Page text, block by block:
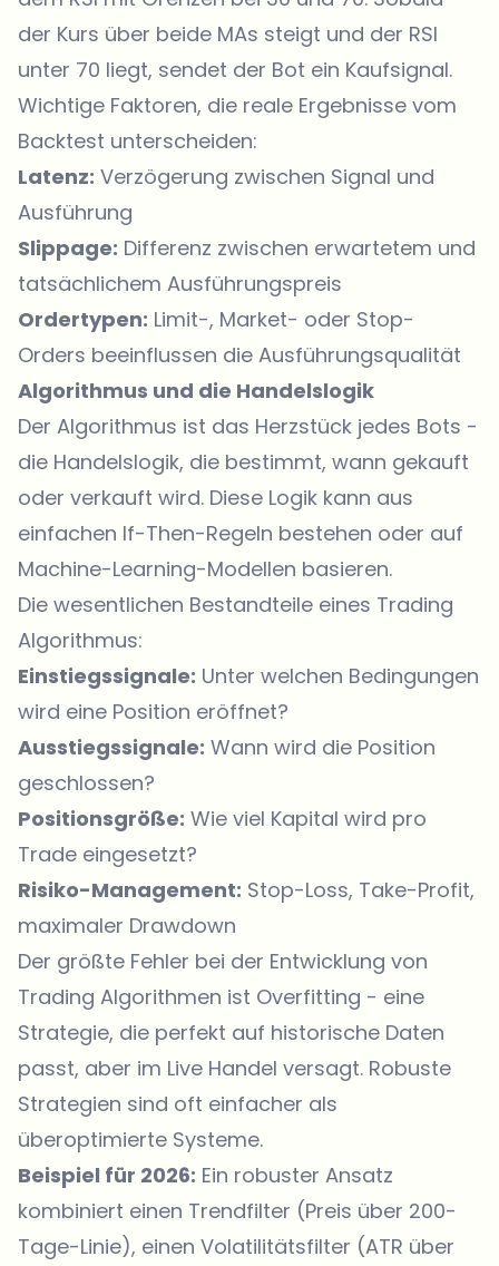
der Kurs über beide MAs steigt und der RSI
unter 70 liegt, sendet der Bot ein Kaufsignal.
Wichtige Faktoren, die reale Ergebnisse vom
Backtest unterscheiden:
Latenz: Verzögerung zwischen Signal und
Ausführung
Slippage: Differenz zwischen erwartetem und
tatsächlichem Ausführungspreis
Ordertypen: Limit-, Market- oder Stop-
Orders beeinflussen die Ausführungsqualität
Algorithmus und die Handelslogik
Der Algorithmus ist das Herzstück jedes Bots -
die Handelslogik, die bestimmt, wann gekauft
oder verkauft wird. Diese Logik kann aus
einfachen If-Then-Regeln bestehen oder auf
Machine-Learning-Modellen basieren.
Die wesentlichen Bestandteile eines Trading
Algorithmus:
Einstiegssignale: Unter welchen Bedingungen
wird eine Position eröffnet?
Ausstiegssignale: Wann wird die Position
geschlossen?
Positionsgröße: Wie viel Kapital wird pro
Trade eingesetzt?
Risiko-Management: Stop-Loss, Take-Profit,
maximaler Drawdown
Der größte Fehler bei der Entwicklung von
Trading Algorithmen ist Overfitting - eine
Strategie, die perfekt auf historische Daten
passt, aber im Live Handel versagt. Robuste
Strategien sind oft einfacher als
überoptimierte Systeme.
Beispiel für 2026: Ein robuster Ansatz
kombiniert einen Trendfilter (Preis über 200-
Tage-Linie), einen Volatilitätsfilter (ATR über